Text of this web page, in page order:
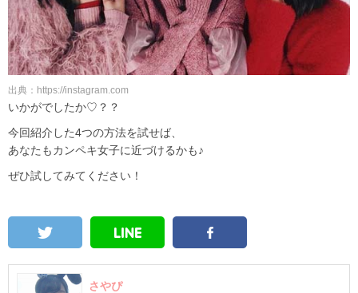
出典：https://instagram.com
いかがでしたか♡？？
今回紹介した4つの方法を試せば、
あなたもカンペキ女子に近づけるかも♪
ぜひ試してみてください！
さやぴ